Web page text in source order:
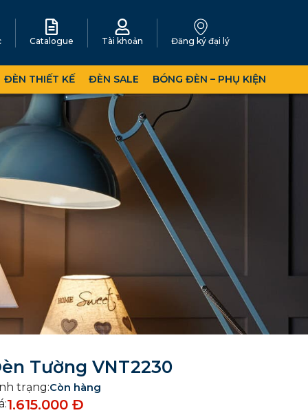
Catalogue Tài khoản Đăng ký đại lý
ĐÈN THIẾT KẾ ĐÈN SALE BÓNG ĐÈN – PHỤ KIỆN
Tường VNT2230
trạng:Còn hàng
1.615.000Đ